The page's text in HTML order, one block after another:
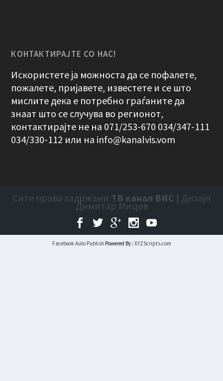
КОНТАКТИРАЈТЕ СО НАС!
Искористете ја можноста да се пофалете,
пожалете, пријавете, известете и се што
мислите дека е потребно граѓаните да
знаат што се случува во регионот,
контактирајте не на 071/253-670 034/347-111
034/330-112 или на info@kanalvis.vom
Сите права задржани ТВ канал ВИС | Дизајн
Димитар Мицев
Facebook Auto Publish Powered By : XYZScripts.com